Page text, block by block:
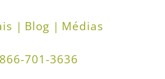
| Blog | Médias
701-3636